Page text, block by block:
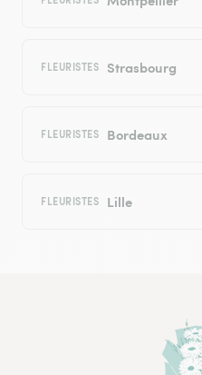
FLEURISTES Strasbourg
FLEURISTES Bordeaux
FLEURISTES Lille